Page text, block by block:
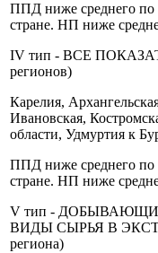
ППД ниже среднего по
стране. НП ниже
IV тип - ВСЕ
регионов)
Карелия,
Ивановская,
области, Удмуртия к
ППД ниже среднего по
стране. НП ниже
V тип -
ВИДЫ СЫРЬЯ В
региона)